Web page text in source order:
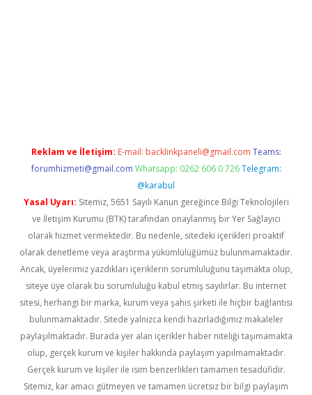
Reklam ve İletişim: E-mail: backlinkpaneli@gmail.com Teams:
forumhizmeti@gmail.com Whatsapp: 0262 606 0 726 Telegram:
@karabul
Yasal Uyarı: Sitemiz, 5651 Sayılı Kanun gereğince Bilgi Teknolojileri
ve İletişim Kurumu (BTK) tarafından onaylanmış bir Yer Sağlayıcı
olarak hizmet vermektedir. Bu nedenle, sitedeki içerikleri proaktif
olarak denetleme veya araştırma yükümlülüğümüz bulunmamaktadır.
Ancak, üyelerimiz yazdıkları içeriklerin sorumluluğunu taşımakta olup,
siteye üye olarak bu sorumluluğu kabul etmiş sayılırlar. Bu internet
sitesi, herhangi bir marka, kurum veya şahıs şirketi ile hiçbir bağlantısı
bulunmamaktadır. Sitede yalnızca kendi hazırladığımız makaleler
paylaşılmaktadır. Burada yer alan içerikler haber niteliği taşımamakta
olup, gerçek kurum ve kişiler hakkında paylaşım yapılmamaktadır.
Gerçek kurum ve kişiler ile isim benzerlikleri tamamen tesadüfidir.
Sitemiz, kar amacı gütmeyen ve tamamen ücretsiz bir bilgi paylaşım